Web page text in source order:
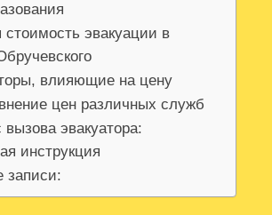
стоимость эвакуации в
влияющие на цену
цен различных служб
вызова эвакуатора:
инструкция
записи: